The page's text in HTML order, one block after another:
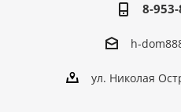
8-
h-
ул. Николая